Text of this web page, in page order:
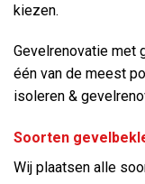
kiezen.
Gevelrenovatie met
één van de meest
isoleren &
Soorten
Wij plaatsen alle